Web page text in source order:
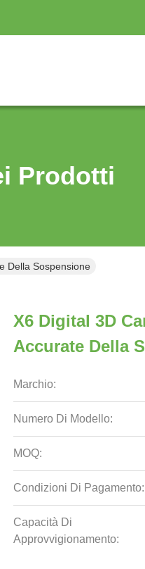
Prodotti
Della Sospensione
X6 Digital 3D
Accurate Della
Marchio:
Numero Di Modello:
MOQ:
Condizioni Di Pagamento:
Capacità Di
Approvvigionamento: